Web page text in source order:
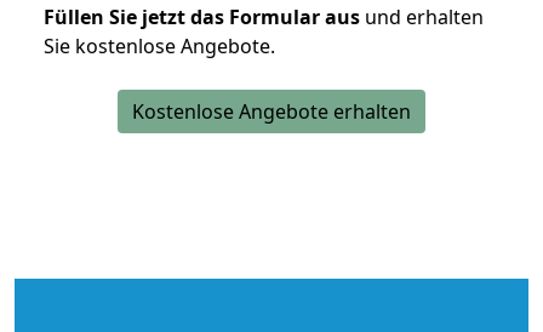
Füllen Sie jetzt das Formular aus und erhalten
Sie kostenlose Angebote.
Kostenlose Angebote erhalten